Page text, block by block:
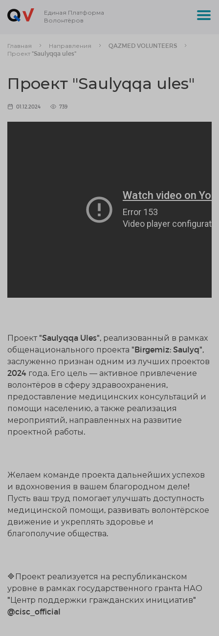
Единая Платформа
Волонтёров
Главная Направления
QAZMED VOLUNTEERS
Проект "Saulyqqa ules"
Проект "Saulyqqa ules"
01.12.2024 739
Проект "Saulyqqa Ules", реализованный в рамках
общенационального проекта "Birgemiz: Saulyq",
заслуженно признан одним из лучших проектов
2024 года. Его цель — активное привлечение
волонтёров в сферу здравоохранения,
предоставление медицинских консультаций и
помощи населению, а также реализация
мероприятий, направленных на развитие
проектной работы.
Желаем команде проекта дальнейших успехов
и вдохновения в вашем благородном деле!
Пусть ваш труд помогает улучшать доступность
медицинской помощи, развивать волонтёрское
движение и укреплять здоровье и
благополучие общества.
🔷Проект реализуется на республиканском
уровне в рамках государственного гранта НАО
"Центр поддержки гражданских инициатив"
@cisc_official